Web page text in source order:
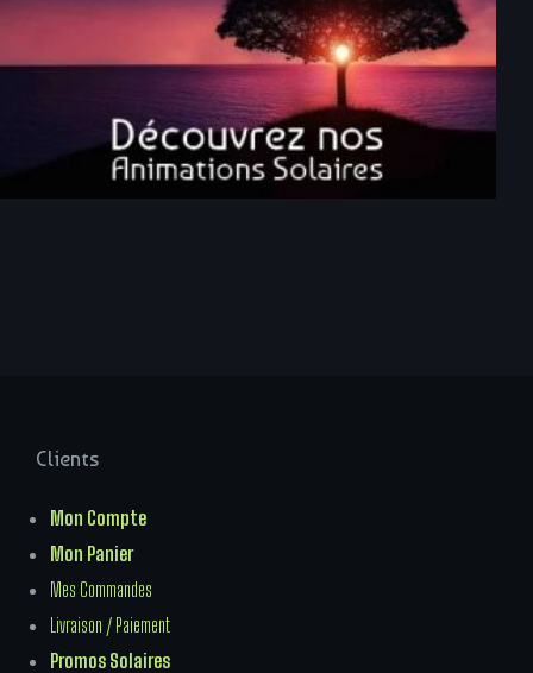
Clients
Mon Compte
Mon Panier
Mes Commandes
Livraison / Paiement
Promos Solaires